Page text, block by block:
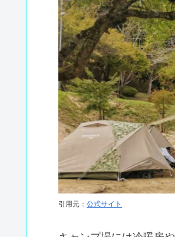
引用元： 公式サイト